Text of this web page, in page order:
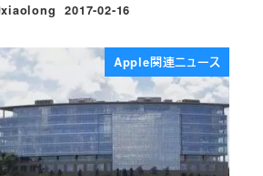
xiaolong
投稿日
2017-02-16
Apple関連ニュース